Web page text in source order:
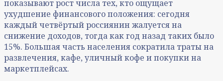
показывают рост числа тех, кто ощущает
ухудшение финансового положения: сегодня
каждый четвёртый россиянин жалуется на
снижение доходов, тогда как год назад таких было
15%. Большая часть населения сократила траты на
развлечения, кафе, уличный кофе и покупки на
маркетплейсах.